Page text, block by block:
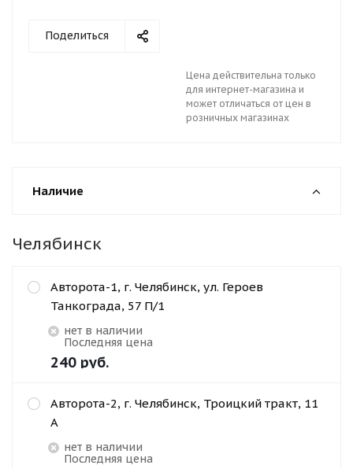
Поделиться
Цена действительна только
для интернет-магазина и
может отличаться от цен в
розничных магазинах
Наличие
Челябинск
Авторота-1, г. Челябинск, ул. Героев
Танкограда, 57 П/1
Нет в наличии
Последняя цена
240 руб.
Авторота-2, г. Челябинск, Троицкий тракт, 11
А
Нет в наличии
Последняя цена